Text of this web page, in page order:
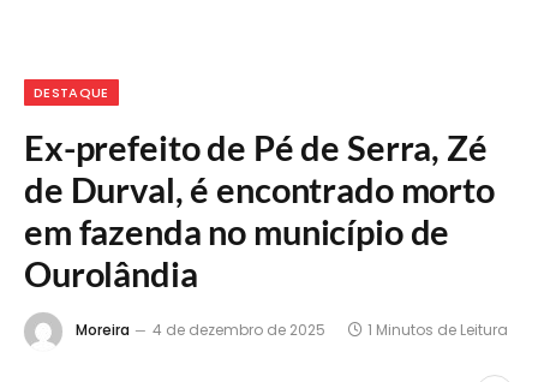
DESTAQUE
Ex-prefeito de Pé de Serra, Zé
de Durval, é encontrado morto
em fazenda no município de
Ourolândia
Moreira 4 de dezembro de 2025 1 Minutos de Leitura